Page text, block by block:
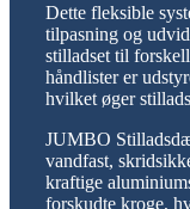
Dette fleksible
tilpasning og
stilladset til
håndlister er
hvilket øger
JUMBO
vandfast,
kraftige
forskudte kroge,